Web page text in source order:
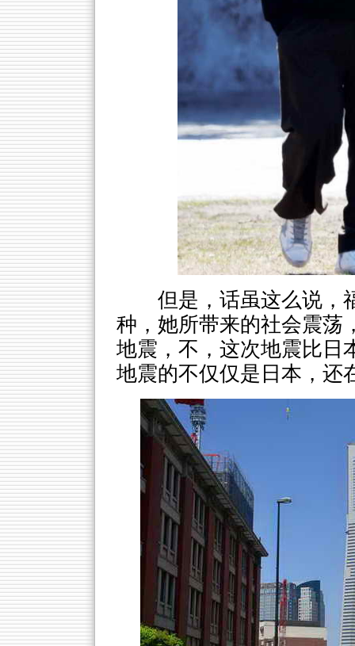
但是，话虽这么说，
种，她所带来的社会震荡
地震，不，这次地震比日
地震的不仅仅是日本，还